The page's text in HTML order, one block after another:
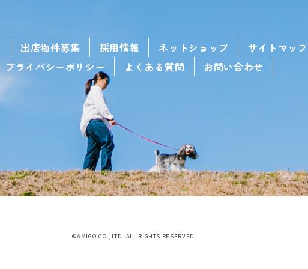
出店物件募集 採用情報 ネットショップ
サイトマップ
プライバシーポリシー
よくある質問 お問い合わせ
©AMIGO CO.,LTD. ALL RIGHTS RESERVED.